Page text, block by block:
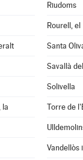
Riudoms
Rourell, el
Santa
Savallà
Solivella
la Torre de